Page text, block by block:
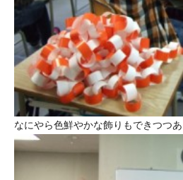
なにやら色鮮やかな飾りもできつつあ